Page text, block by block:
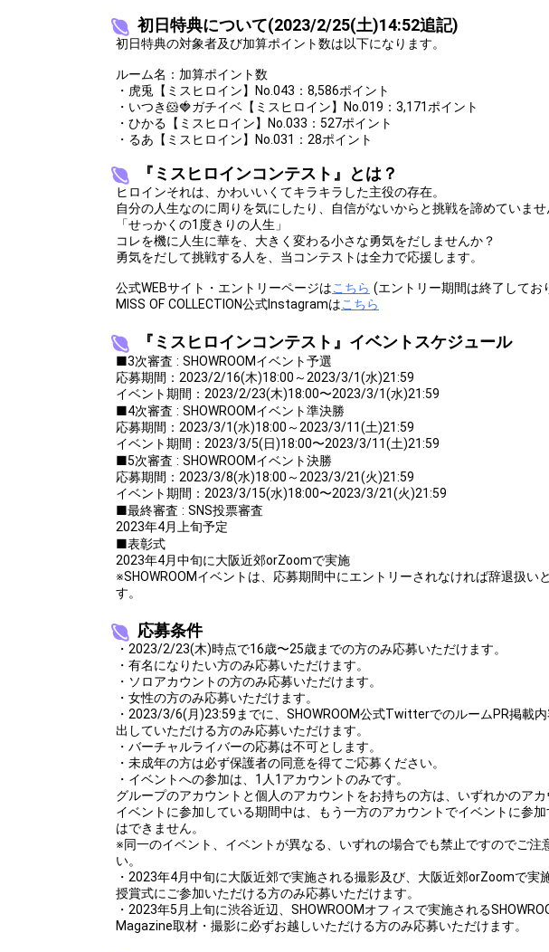
150000 自分のフェチを発表してみよう！
180000 自分の得意料理を発表してみよう！
230000 自分のカラオケの十八番を発表してみよ
260000 最近嬉しかった事を発表してみよう！
300000 最近面白かった事を発表してみよう！
340000 最近怒った事を発表してみよう！
380000 最近泣いた事を発表してみよう！
420000 最近ビックリした事を発表してみよう！
460000 最近の悩みを発表してみよう！
500000 オリジナルアバター制作権獲得！
Gifting
Throw gifts to the stage and join the live performance.
First, try throwing free Stars (once a day)! You can also charge Show Gold to purchase
(available from 1 JPY)! When you continue to send gifts to the performer(s), the
popularity ranking and your ranking go up.
To cheer on performers, you can send them gifts.
To send performers paid items, you must use Show Gold.
初日特典について(2023/2/25(土)14:52追記)
初日特典の対象者及び加算ポイント数は以下になります。
ルーム名：加算ポイント数
・虎兎【ミスヒロイン】No.043：8,586ポイント
・いつき🐹🍓ガチイベ【ミスヒロイン】No.019：3,171ポイント
・ひかる【ミスヒロイン】No.033：527ポイント
・るあ【ミスヒロイン】No.031：28ポイント
『ミスヒロインコンテスト』とは？
ヒロインそれは、かわいいくてキラキラした主役の存在。
自分の人生なのに周りを気にしたり、自信がないからと挑戦を諦めていませ
「せっかくの1度きりの人生」
コレを機に人生に華を、大きく変わる小さな勇気をだしませんか？
勇気をだして挑戦する人を、当コンテストは全力で応援します。
公式WEBサイト・エントリーページはこちら (エントリー期間は終了してお
MISS OF COLLECTION公式Instagramはこちら
『ミスヒロインコンテスト』イベントスケジュール
■3次審査 : SHOWROOMイベント予選
応募期間：2023/2/16(木)18:00～2023/3/1(水)21:59
イベント期間：2023/2/23(木)18:00〜2023/3/1(水)21:59
■4次審査 : SHOWROOMイベント準決勝
応募期間：2023/3/1(水)18:00～2023/3/11(土)21:59
イベント期間：2023/3/5(日)18:00〜2023/3/11(土)21:59
■5次審査 : SHOWROOMイベント決勝
応募期間：2023/3/8(水)18:00～2023/3/21(火)21:59
イベント期間：2023/3/15(水)18:00〜2023/3/21(火)21:59
■最終審査 : SNS投票審査
2023年4月上旬予定
■表彰式
2023年4月中旬に大阪近郊orZoomで実施
※SHOWROOMイベントは、応募期間中にエントリーされなければ辞退扱い
す。
応募条件
・2023/2/23(木)時点で16歳〜25歳までの方のみ応募いただけます。
・有名になりたい方のみ応募いただけます。
・ソロアカウントの方のみ応募いただけます。
・女性の方のみ応募いただけます。
・2023/3/6(月)23:59までに、SHOWROOM公式TwitterでのルームPR掲載
出していただける方のみ応募いただけます。
・バーチャルライバーの応募は不可とします。
・未成年の方は必ず保護者の同意を得てご応募ください。
・イベントへの参加は、1人1アカウントのみです。
グループのアカウントと個人のアカウントをお持ちの方は、いずれかのア
イベントに参加している期間中は、もう一方のアカウントでイベントに参加
はできません。
※同一のイベント、イベントが異なる、いずれの場合でも禁止ですのでご注
い。
・2023年4月中旬に大阪近郊で実施される撮影及び、大阪近郊orZoomで実
授賞式にご参加いただける方のみ応募いただけます。
・2023年5月上旬に渋谷近辺、SHOWROOMオフィスで実施される
Magazine取材・撮影に必ずお越しいただける方のみ応募いただけます。